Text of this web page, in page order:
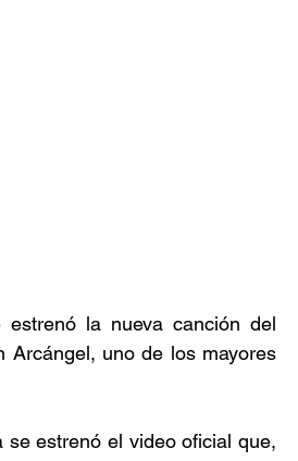
la nueva canción del
Arcángel, uno de los mayores
estrenó el video oficial que,